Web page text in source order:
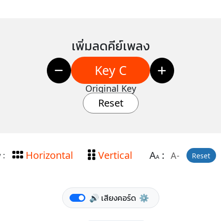
เพิ่มลดคีย์เพลง
Key C
Original Key
Reset
: Horizontal Vertical AA: A- Reset
🔊 เสียงคอร์ด ⚙️